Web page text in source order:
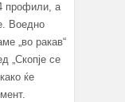
профили, а
Воедно
„во ракав“
„Скопје се
ќе